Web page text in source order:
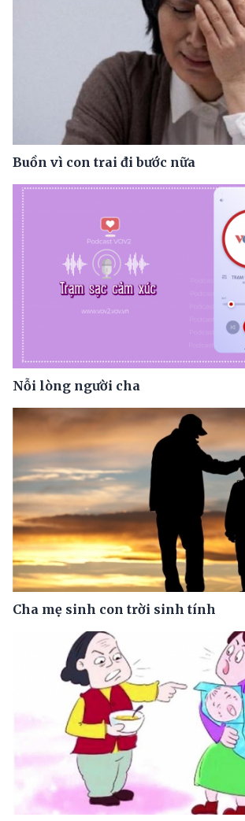
Buồn vì con trai đi bước nữa
Nỗi lòng người cha
Cha mẹ sinh con trời sinh tính